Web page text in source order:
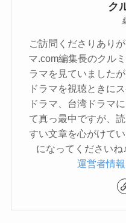
ク
ご訪問くださりあり
マ.com編集長のクル
ラマを見ていました
ドラマを視聴ときに
ドラマ、台湾ドラマ
て真っ最中ですが、
すい文章を心がけて
になってくださいね
運営者情